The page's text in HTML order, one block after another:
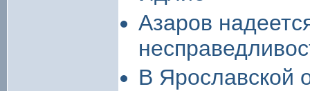
Азаров
В Ярославской